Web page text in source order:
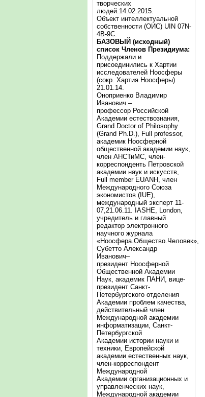
творческих
людей.14.02.2015.
Объект интеллектуальной
собственности (ОИС) UIN 07N-
4B-9C.
БАЗОВЫЙ (исходный)
список Членов Президиума:
Поддержали и
присоединились к Хартии
исследователей Ноосферы
(сокр. Хартия Ноосферы)
21.01.14.
Оноприенко Владимир
Иванович –
профессор Российской
Академии естествознания,
Grand Doctor of Philosophy
(Grand Ph.D.), Full professor,
академик Ноосферной
общественной академии наук,
член АНСТиМС, член-
корреспонденть Петровской
академии наук и искусств,
Full member EUANH, член
Международного Союза
экономистов (IUE),
международный эксперт 11-
07,21.06.11. IASHE, London,
учредитель и главный
редактор электронного
научного журнала
«Ноосфера.Общество.Человек»,
Субетто Александр
Иванович–
президент Ноосферной
Общественной Академии
Наук, академик ПАНИ, вице-
президент Санкт-
Петербургского отделения
Академии проблем качества,
действительный член
Международной академии
информатизации, Санкт-
Петербургской
Академии истории науки и
техники, Европейской
академии естественных наук,
член-корреспондент
Международной
Академии организационных и
управленческих наук,
Международной академии